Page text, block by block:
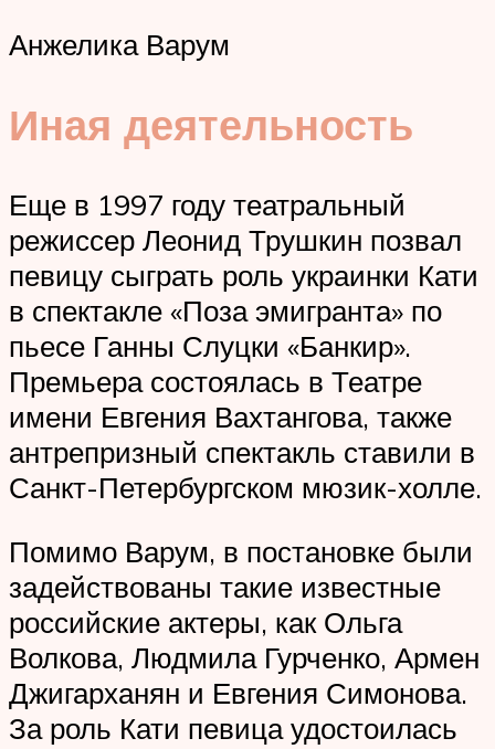
Анжелика Варум
Иная деятельность
Еще в 1997 году театральный
режиссер Леонид Трушкин позвал
певицу сыграть роль украинки Кати
в спектакле «Поза эмигранта» по
пьесе Ганны Слуцки «Банкир».
Премьера состоялась в Театре
имени Евгения Вахтангова, также
антрепризный спектакль ставили в
Санкт-Петербургском мюзик-холле.
Помимо Варум, в постановке были
задействованы такие известные
российские актеры, как Ольга
Волкова, Людмила Гурченко, Армен
Джигарханян и Евгения Симонова.
За роль Кати певица удостоилась